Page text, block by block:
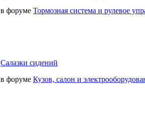
в форуме Тормозная система и рулевое
Салазки сидений
в форуме Кузов, салон и